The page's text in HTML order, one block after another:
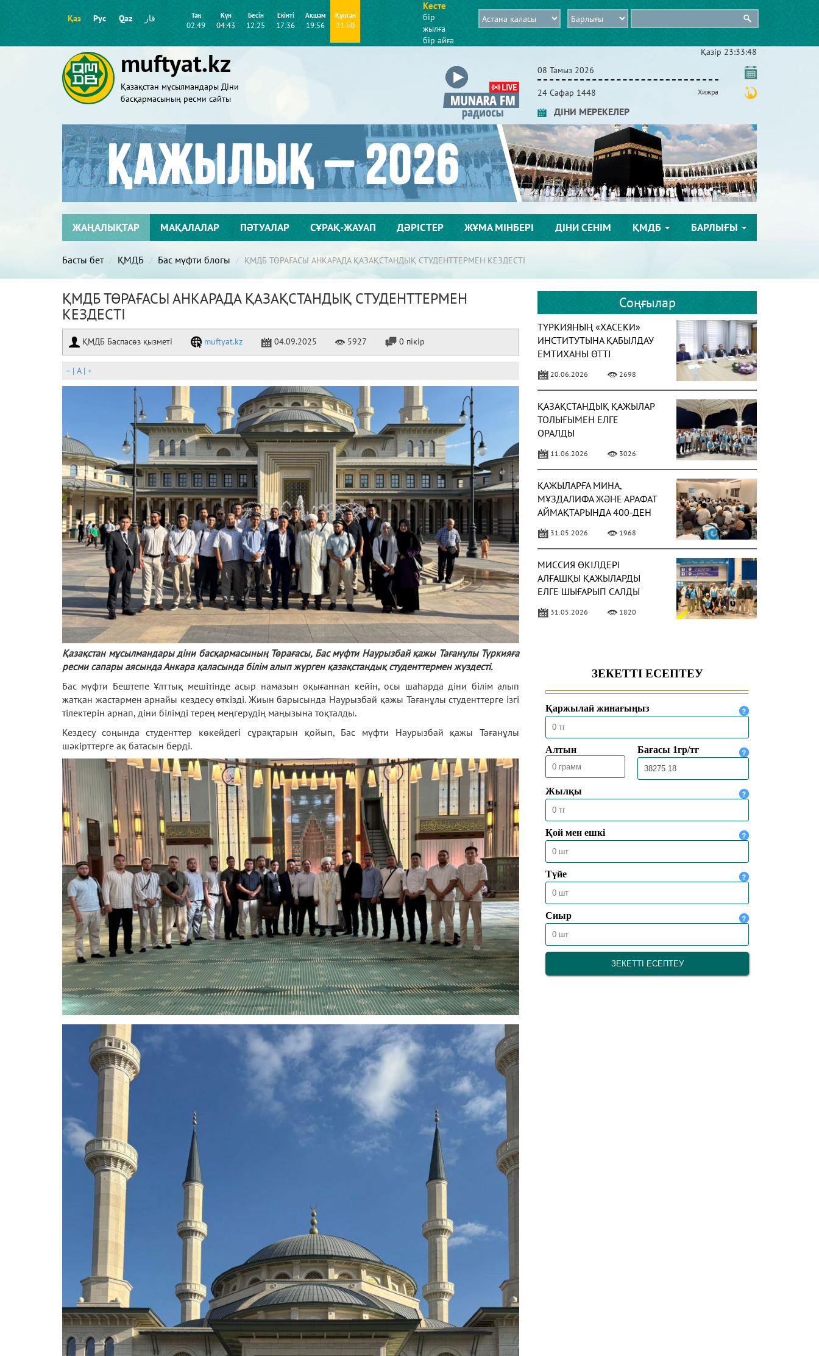
Қаз Рус Qaz قاز Таң
02:49
Күн
04:43
Бесін
12:25
Екінті
17:36
Ақшам
19:56
Құптан
21:50
Кесте
бір
жылға
бір айға
muftyat.kz
Қазақстан мұсылмандары Діни
басқармасының ресми сайты
Қазір 23:33:51
08 Тамыз 2026
24 Сафар 1448 Хижра
ДІНИ МЕРЕКЕЛЕР
ЖАҢАЛЫҚТАР МАҚАЛАЛАР ПӘТУАЛАР СҰРАҚ-ЖАУАП ДӘРІСТЕР ЖҰМА МІНБЕРІ ДІНИ СЕНІМ ҚМДБ БАРЛЫҒЫ
Басты бет ҚМДБ Бас мүфти блогы ҚМДБ ТӨРАҒАСЫ АНКАРАДА ҚАЗАҚСТАНДЫҚ СТУДЕНТТЕРМЕН КЕЗДЕСТІ
ҚМДБ ТӨРАҒАСЫ АНКАРАДА ҚАЗАҚСТАНДЫҚ СТУДЕНТТЕРМЕН
КЕЗДЕСТІ
ҚМДБ Баспасөз қызметі muftyat.kz 04.09.2025 5927 0 пікір
– | A| +
Қазақстан мұсылмандары діни басқармасының Төрағасы, Бас мүфти Наурызбай қажы Тағанұлы Түркияға
ресми сапары аясында Анкара қаласында білім алып жүрген қазақстандық студенттермен жүздесті.
Бас мүфти Бештепе Ұлттық мешітінде асыр намазын оқығаннан кейін, осы шаһарда діни білім алып
жатқан жастармен арнайы кездесу өткізді. Жиын барысында Наурызбай қажы Тағанұлы студенттерге ізгі
тілектерін арнап, діни білімді терең меңгерудің маңызына тоқталды.
Кездесу соңында студенттер көкейдегі сұрақтарын қойып, Бас мүфти Наурызбай қажы Тағанұлы
шәкірттерге ақ батасын берді.
Соңғылар
ТҮРКИЯНЫҢ «ХАСЕКИ»
ИНСТИТУТЫНА ҚАБЫЛДАУ
ЕМТИХАНЫ ӨТТІ
20.06.2026 2698
ҚАЗАҚСТАНДЫҚ ҚАЖЫЛАР
ТОЛЫҒЫМЕН ЕЛГЕ
ОРАЛДЫ
11.06.2026 3026
ҚАЖЫЛАРҒА МИНА,
МҰЗДАЛИФА ЖӘНЕ АРАФАТ
АЙМАҚТАРЫНДА 400-ДЕН
ЖҮРГІЗІЛДІ
31.05.2026 1968
МИССИЯ ӨКІЛДЕРІ
АЛҒАШҚЫ ҚАЖЫЛАРДЫ
ЕЛГЕ ШЫҒАРЫП САЛДЫ
31.05.2026 1820
ҚҰЛШЫЛЫҒЫНЫҢ НЕГІЗГІ
АТҚАРДЫ
30.05.2026 4459
МЕККЕДЕ 1447 ҺИЖРИ
ЖЫЛҒЫ ҚАЖЫЛЫҚ
МАУСЫМЫ
ҚОРЫТЫНДЫЛАНДЫ
30.05.2026